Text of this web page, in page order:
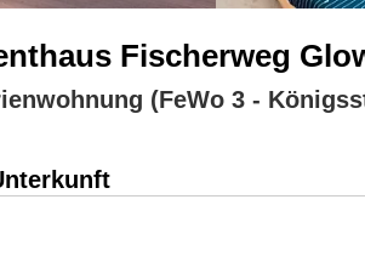
Fischerweg
(FeWo 3 -